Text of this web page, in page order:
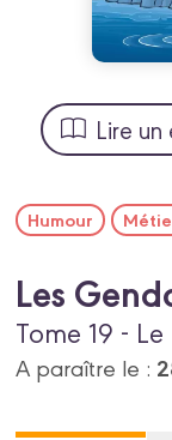
Lire
Humour
Les
Tome 19 -
A paraître le :